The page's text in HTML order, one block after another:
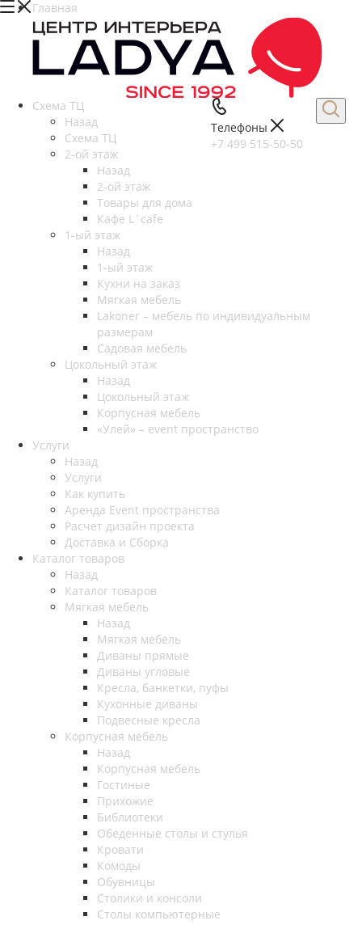
Телефоны
+7 499 515-50-50
Главная
Схема ТЦ
Назад
Схема ТЦ
2-ой этаж
Назад
2-ой этаж
Товары для дома
Кафе L`cafe
1-ый этаж
Назад
1-ый этаж
Кухни на заказ
Мягкая мебель
Lakoner – мебель по индивидуальным
размерам
Садовая мебель
Цокольный этаж
Назад
Цокольный этаж
Корпусная мебель
«Улей» – event пространство
Услуги
Назад
Услуги
Как купить
Аренда Event пространства
Расчет дизайн проекта
Доставка и Сборка
Каталог товаров
Назад
Каталог товаров
Мягкая мебель
Назад
Мягкая мебель
Диваны прямые
Диваны угловые
Кресла, банкетки, пуфы
Кухонные диваны
Подвесные кресла
Корпусная мебель
Назад
Корпусная мебель
Гостиные
Прихожие
Библиотеки
Обеденные столы и стулья
Кровати
Комоды
Обувницы
Столики и консоли
Столы компьютерные